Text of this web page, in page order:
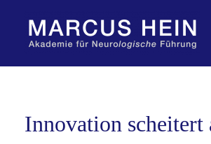
springen
Innovation scheitert